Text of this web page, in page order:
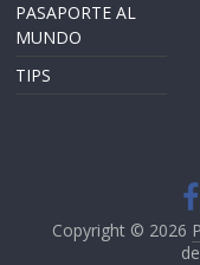
PASAPORTE AL
MUNDO
TIPS
Copyright © 2026